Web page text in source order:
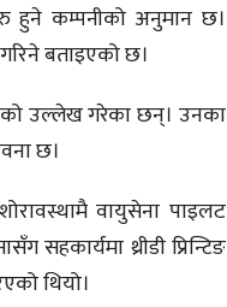
हुने कम्पनीको अनुमान छ।
बताइएको छ।
उल्लेख गरेका छन्। उनका
छ।
वायुसेना पाइलट
थ्रीडी प्रिन्टिङ
थियो।